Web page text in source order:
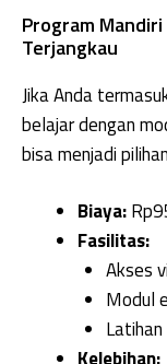
Program
Terjangkau
Jika Anda
belajar dengan
bisa menjadi
Biaya:
Fasilitas:
Akses
Modul